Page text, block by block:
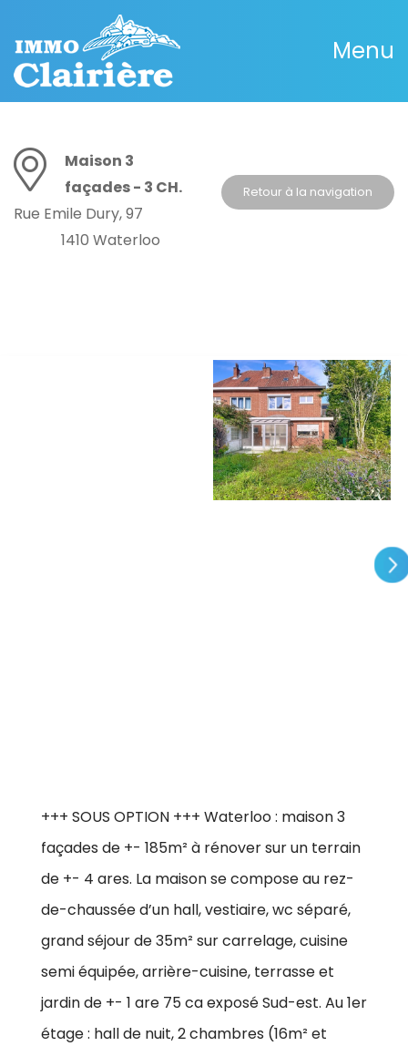
Menu
Maison 3
façades - 3 CH.
Rue Emile Dury, 97
1410 Waterloo
Retour à la navigation
+++ SOUS OPTION +++ Waterloo : maison 3
façades de +- 185m² à rénover sur un terrain
de +- 4 ares. La maison se compose au rez-
de-chaussée d’un hall, vestiaire, wc séparé,
grand séjour de 35m² sur carrelage, cuisine
semi équipée, arrière-cuisine, terrasse et
jardin de +- 1 are 75 ca exposé Sud-est. Au 1er
étage : hall de nuit, 2 chambres (16m² et